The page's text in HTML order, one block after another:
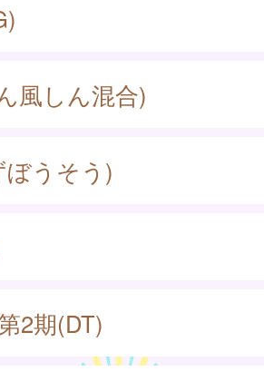
風しん混合)
うそう)
2期(DT)